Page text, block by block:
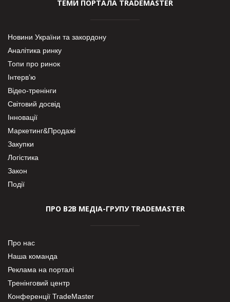
ТЕМИ ПОРТАЛА TRADEMASTER
Новини України та закордону
Аналітика ринку
Топи про ринок
Інтерв’ю
Відео-тренінги
Світовий досвід
Інновації
Маркетинг&Продажі
Закупки
Логістика
Закон
Події
ПРО В2В МЕДІА-ГРУПУ TRADEMASTER
Про нас
Наша команда
Реклама на порталі
Тренінговий центр
Конференції TradeMaster